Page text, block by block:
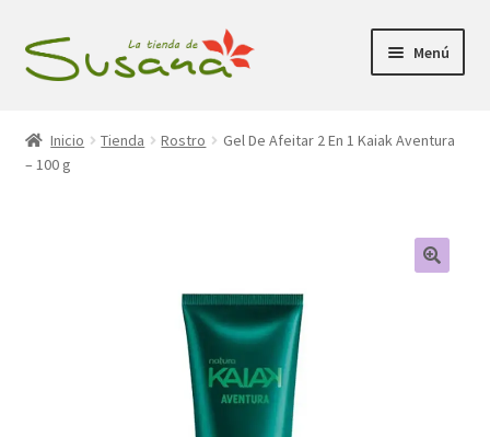
Ir
a
Ir
al
Menú
Promociones
el
menú
Inicio Tienda Rostro
Gel De Afeitar 2 En 1 Kaiak Aventura
– 100 g